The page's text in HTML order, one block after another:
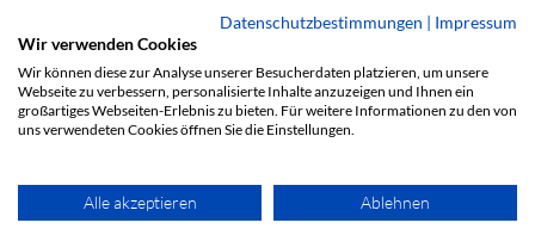
Datenschutzbestimmungen | Impressum
Wir verwenden Cookies
Wir können diese zur Analyse unserer Besucherdaten platzieren, um unsere
Webseite zu verbessern, personalisierte Inhalte anzuzeigen und Ihnen ein
großartiges Webseiten-Erlebnis zu bieten. Für weitere Informationen zu den von
uns verwendeten Cookies öffnen Sie die Einstellungen.
Alle akzeptieren Ablehnen